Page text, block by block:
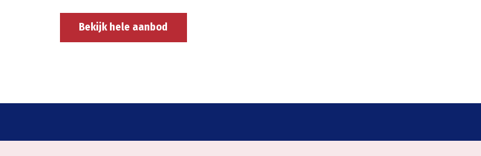
Bekijk hele aanbod